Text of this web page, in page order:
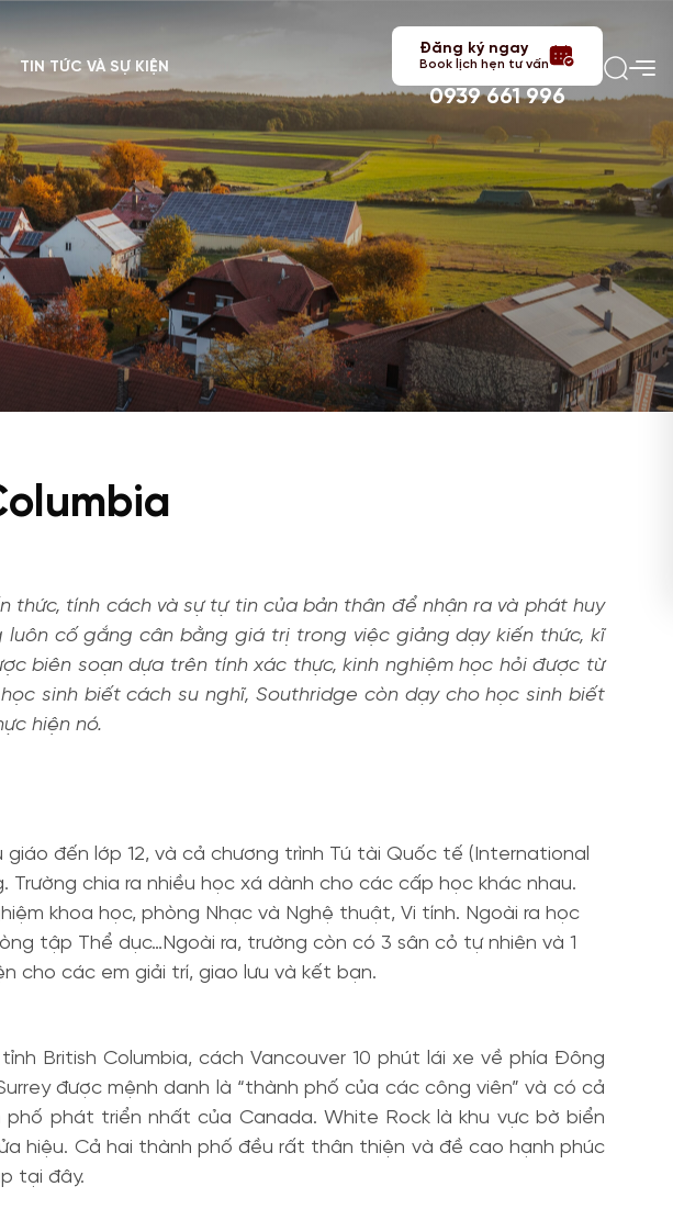
TIN TỨC VÀ SỰ KIỆN
Đăng ký ngay
Book lịch hẹn tư vấn
0939 661 996
tính cách và sự tự tin của bản thân để nhận ra và phát huy
cố gắng cân bằng giá trị trong việc giảng dạy kiến thức, kĩ
biên soạn dựa trên tính xác thực, kinh nghiệm học hỏi được từ
sinh biết cách su nghĩ, Southridge còn dạy cho học sinh biết
hiện nó.
đến lớp 12, và cả chương trình Tú tài Quốc tế (International
chia ra nhiều học xá dành cho các cấp học khác nhau.
khoa học, phòng Nhạc và Nghệ thuật, Vi tính. Ngoài ra học
tập Thể dục…Ngoài ra, trường còn có 3 sân cỏ tự nhiên và 1
cho các em giải trí, giao lưu và kết bạn.
British Columbia, cách Vancouver 10 phút lái xe về phía Đông
được mệnh danh là “thành phố của các công viên” và có cả
phát triển nhất của Canada. White Rock là khu vực bờ biển
hiệu. Cả hai thành phố đều rất thân thiện và đề cao hạnh phúc
tại đây.